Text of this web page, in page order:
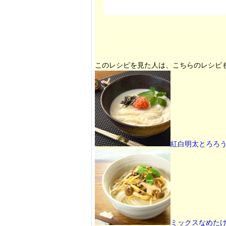
このレシピを見た人は、こちらのレシピ
紅白明太とろろ
ミックスなめた